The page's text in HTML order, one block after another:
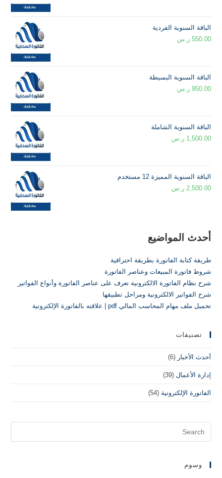
الباقة السنوية الفردية
550.00 ر.س
الباقة السنوية البسيطة
950.00 ر.س
الباقة السنوية الشاملة
1,500.00 ر.س
الباقة السنوية المميزة 12 مستخدم
2,500.00 ر.س
أحدث المواضيع
طريقة كتابة الفاتورة بطريقة احترافية
شروط فاتورة المبيعات وعناصر الفاتورة
شرح نظام الفاتورة الالكترونية تعرف على عناصر الفاتورة وأنواع الفواتير
شرح الفواتير الالكترونية ومراحل تطبيقها
تحميل ملف مهام المحاسب المالي pdf | علاقته بالفاتورة الإلكترونية
تصنيفات
أحدث الأخبار (6)
إدارة الأعمال (39)
الفاتورة الإلكترونية (54)
وسوم